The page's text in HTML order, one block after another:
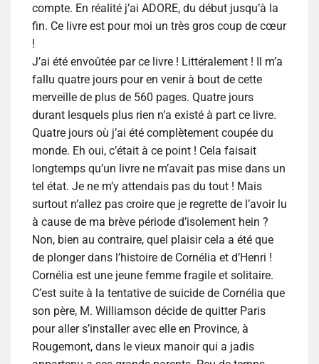
compte. En réalité j’ai ADORE, du début jusqu’à la
fin. Ce livre est pour moi un très gros coup de cœur
!
J’ai été envoûtée par ce livre ! Littéralement ! Il m’a
fallu quatre jours pour en venir à bout de cette
merveille de plus de 560 pages. Quatre jours
durant lesquels plus rien n’a existé à part ce livre.
Quatre jours où j’ai été complètement coupée du
monde. Eh oui, c’était à ce point ! Cela faisait
longtemps qu’un livre ne m’avait pas mise dans un
tel état. Je ne m’y attendais pas du tout ! Mais
surtout n’allez pas croire que je regrette de l’avoir lu
à cause de ma brève période d’isolement hein ?
Non, bien au contraire, quel plaisir cela a été que
de plonger dans l’histoire de Cornélia et d’Henri !
Cornélia est une jeune femme fragile et solitaire.
C’est suite à la tentative de suicide de Cornélia que
son père, M. Williamson décide de quitter Paris
pour aller s’installer avec elle en Province, à
Rougemont, dans le vieux manoir qui a jadis